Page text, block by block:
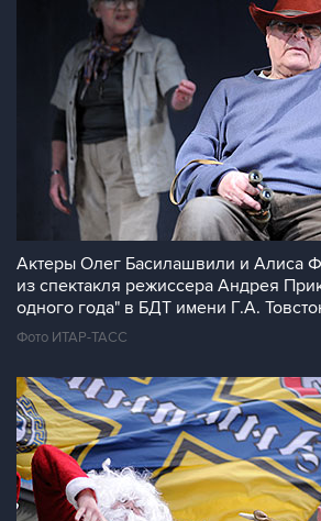
Актеры Олег Басилашвили и Алиса
из спектакля режиссера Андрея
одного года" в БДТ имени Г.А.
Фото ИТАР-ТАСС